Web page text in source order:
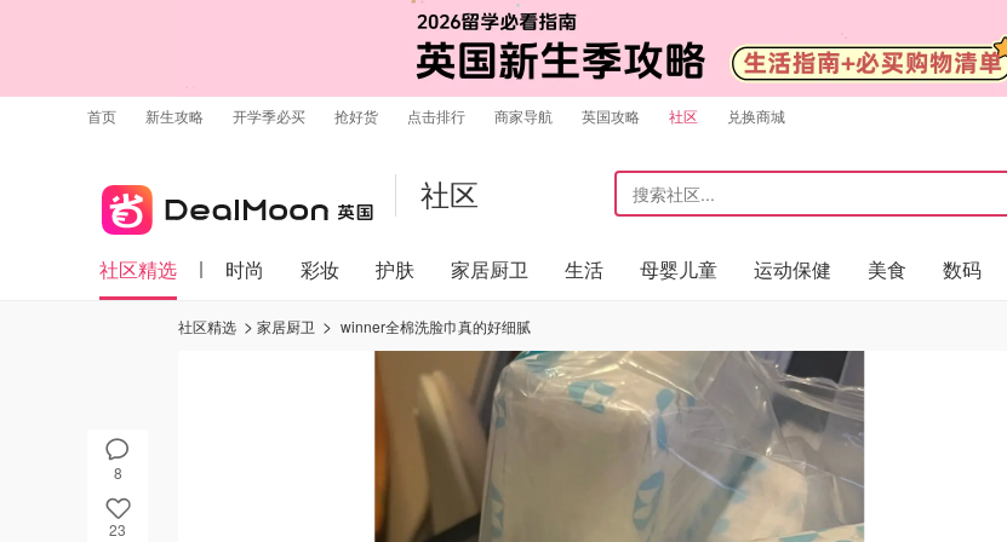
首页 新生攻略 开学季必买 抢好货 点击排行 商家导航 英国攻略 社区 兑换商城
社区
社区精选 时尚 彩妆 护肤 家居厨卫 生活 母婴儿童 运动保健 美食 数码
8
23
社区精选 家居厨卫 winner全棉洗脸巾真的好细腻